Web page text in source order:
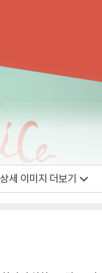
상세 이미지 더보기